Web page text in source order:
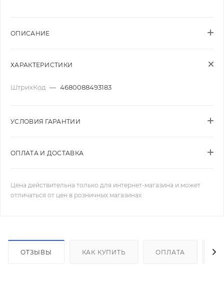
ОПИСАНИЕ
ХАРАКТЕРИСТИКИ
ШтрихКод — 4680088493183
УСЛОВИЯ ГАРАНТИИ
ОПЛАТА И ДОСТАВКА
Цена действительна только для интернет-магазина и может
отличаться от цен в розничных магазинах
ОТЗЫВЫ КАК КУПИТЬ ОПЛАТА